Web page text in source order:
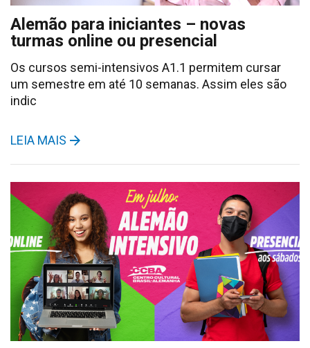
Alemão para iniciantes – novas
turmas online ou presencial
Os cursos semi-intensivos A1.1 permitem cursar
um semestre em até 10 semanas. Assim eles são
indic
LEIA MAIS